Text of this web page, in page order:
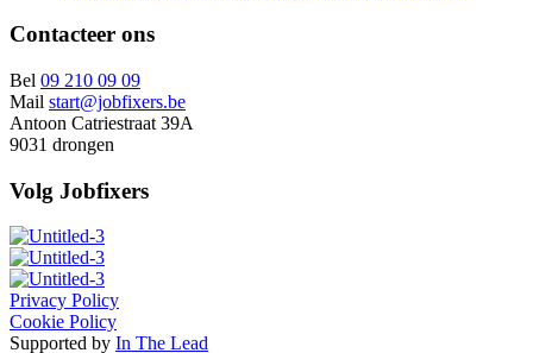
Contacteer ons
Bel 09 210 09 09
Mail start@jobfixers.be
Antoon Catriestraat 39A
9031 drongen
Volg Jobfixers
Privacy Policy
Cookie Policy
Supported by In The Lead